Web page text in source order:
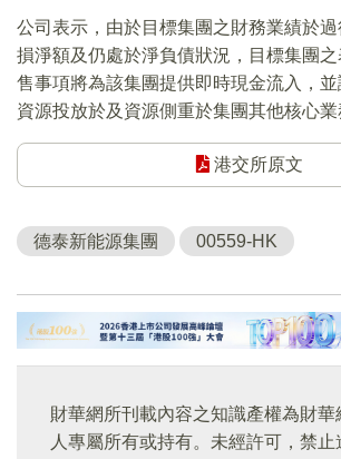
公司表示，由於目標集團之財務業績於
損淨額及仍處於淨負債狀況，目標集團
售事項將為該集團提供即時現金流入，
資源投放於及資源側重於集團其他核心業
港交所原文
德泰新能源集團 00559-HK
財華網所刊載內容之知識產權為財華
人專屬所有或持有。未經許可，禁